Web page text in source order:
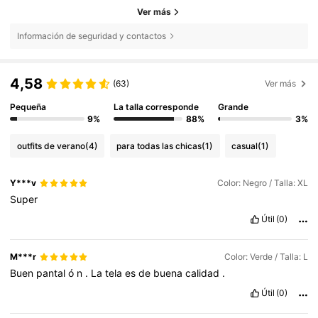
Ver más
Información de seguridad y contactos
4,58 (63) Ver más
Pequeña
9%
La talla corresponde
88%
Grande
3%
outfits de verano(4) para todas las chicas(1) casual(1)
Y***v Color: Negro / Talla: XL
Super
Útil (0)
M***r Color: Verde / Talla: L
Buen pantaló n . Latelaesde buenacalidad .
Útil (0)